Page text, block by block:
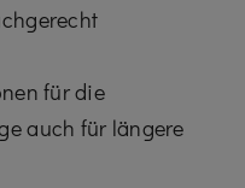
für die
auch für längere